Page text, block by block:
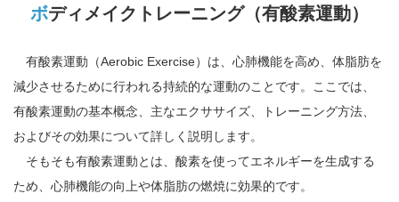
ボディメイクトレーニング（有酸素運動）
有酸素運動（Aerobic Exercise）は、心肺機能を高め、体脂肪を
減少させるために行われる持続的な運動のことです。ここでは、
有酸素運動の基本概念、主なエクササイズ、トレーニング方法、
およびその効果について詳しく説明します。
そもそも有酸素運動とは、酸素を使ってエネルギーを生成する
ため、心肺機能の向上や体脂肪の燃焼に効果的です。